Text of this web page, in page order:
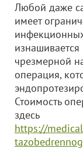
Любой даже
имеет
чрезмерной
операция,
Стоимость
здесь
https://